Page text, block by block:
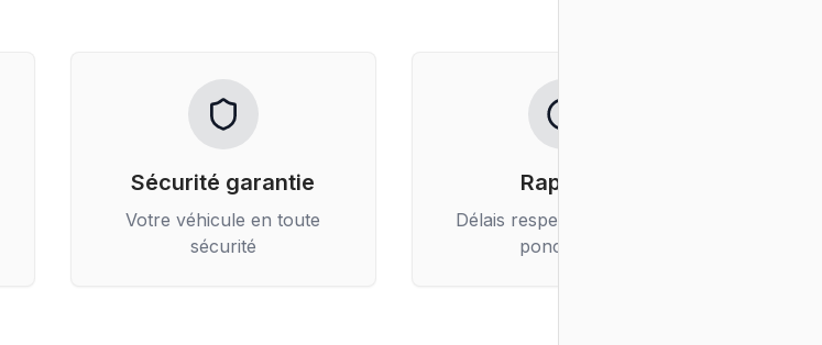
Sécurité garantie
Votre véhicule en toute
sécurité
Rapidité
Délais respectés, livraison
ponctuelle